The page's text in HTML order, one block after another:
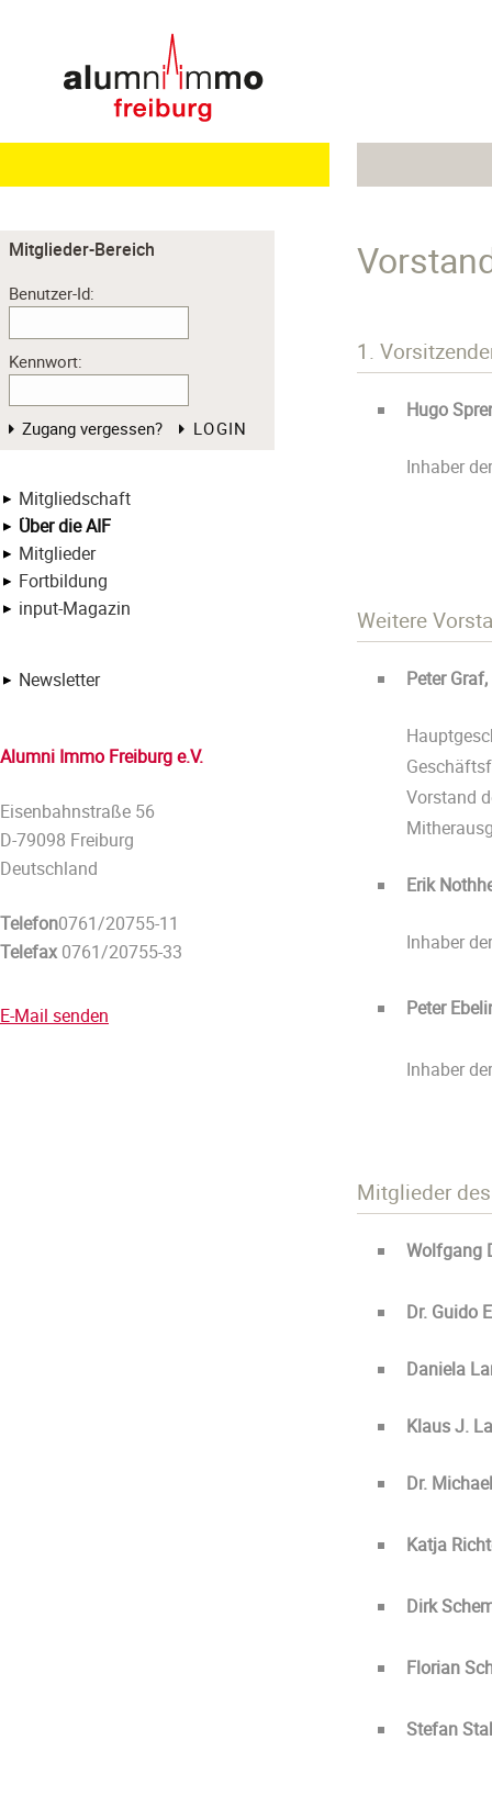
1.
Hugo
Inhaber
Weitere
Peter
Vorstand
Erik
Inhaber
Peter
Inhaber
Mitglieder
Wolfgang
Dr. Guido
Daniela
Klaus J.
Dr.
Katja
Dirk
Florian
Stefan
Mitglieder-Bereich
Benutzer-Id:
Kennwort:
Zugang vergessen? LOGIN
Mitgliedschaft
Über die AIF
Mitglieder
Fortbildung
input-Magazin
Newsletter
Alumni Immo Freiburg e.V.
Eisenbahnstraße 56
D-79098 Freiburg
Deutschland
Telefon0761/20755-11
Telefax0761/20755-33
E-Mail senden